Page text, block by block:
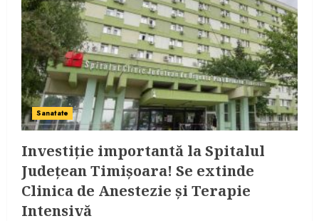
Sanatate
Investiție importantă la Spitalul
Județean Timișoara! Se extinde
Clinica de Anestezie și Terapie
Intensivă